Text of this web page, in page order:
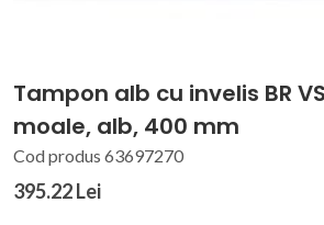
Tampon alb cu invelis BR
moale, alb, 400 mm
Cod produs 63697270
395.22 Lei